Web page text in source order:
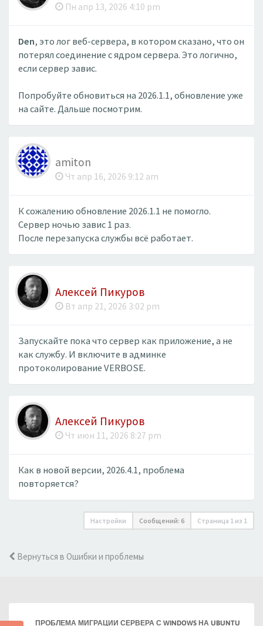
Пн апр 13, 2026 4:10 pm
Den, это лог веб-сервера, в котором сказано, что он
потерял соединение с ядром сервера. Это логично,
если сервер завис.
Попробуйте обновиться на 2026.1.1, обновление уже
на сайте. Дальше посмотрим.
amiton
Чт апр 16, 2026 9:12 am
К сожалению обновление 2026.1.1 не помогло.
Сервер ночью завис 1 раз.
После перезапуска службы всё работает.
Алексей Пикуров
Вт апр 21, 2026 3:02 pm
Запускайте пока что сервер как приложение, а не
как службу. И включите в админке
протоколирование VERBOSE.
Алексей Пикуров
Чт июн 11, 2026 8:27 pm
Как в новой версии, 2026.4.1, проблема
повторяется?
Настройки Сообщений: 6 Страница 1 из 1
Вернуться в Ошибки и проблемы
ПРОБЛЕМА МИГРАЦИИ СЕРВЕРА С WINDOWS НА UBUNTU